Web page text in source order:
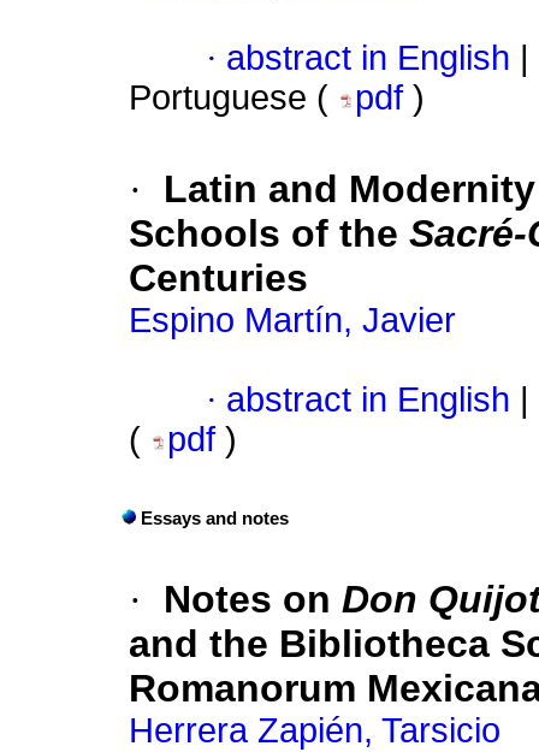
· abstract in English
Portuguese (
pdf )
·
Latin and
Schools of the Sacré-
Centuries
Espino Martín, Javier
· abstract in English
(
pdf )
Essays and notes
· Notes on Don
and the Bibliotheca
Romanorum
Herrera Zapién, Tarsicio